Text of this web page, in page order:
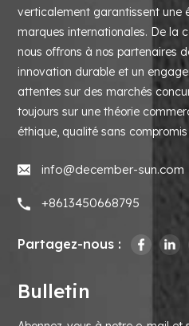
verticalement garantissent une
marques internationales. De la
nous offrons à nos partenaires
innovation durable et un
attentes sur des marchés
toujours sur une théorie
éthique, qualité sans compromis
info@december-sun.com
+8613450668795
Partagez-nous :
Bulletin